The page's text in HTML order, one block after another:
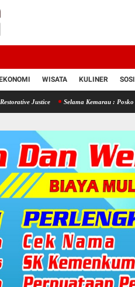
EKONOMI WISATA KULINER
Selama Kemarau : Posko Relawan